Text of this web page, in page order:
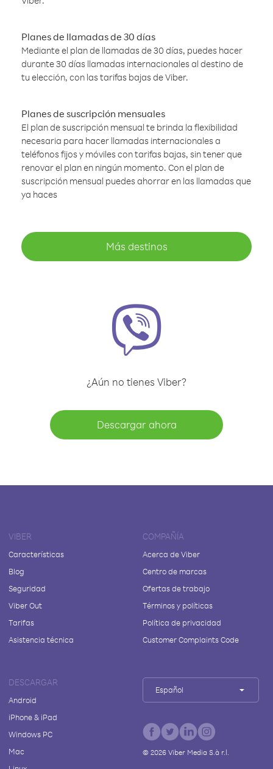
Planes de llamadas de 30 días
Mediante el plan de llamadas de 30 días, puedes hacer
durante 30 días llamadas internacionales al destino de
tu elección, con las tarifas bajas de Viber.
Planes de suscripción mensuales
El plan de suscripción mensual te brinda la flexibilidad
necesaria para hacer llamadas internacionales a
teléfonos fijos y móviles con tarifas bajas, sin tener que
renovar el plan en ningún momento. Con el plan de
suscripción mensual puedes ahorrar en las llamadas que
ya haces
Más destinos
¿Aún no tienes Viber?
Descargar ahora
VIBER
Características
Blog
Seguridad
Viber Out
Tarifas
Asistencia técnica
COMPAÑÍA
Acerca de Viber
Centro de marcas
Ofertas de trabajo
Términos y políticas
Política de privacidad
Customer Complaints Code
DESCARGAR
Android
iPhone & iPad
Windows PC
Mac
Español
© 2026Viber Media S.à r.l.